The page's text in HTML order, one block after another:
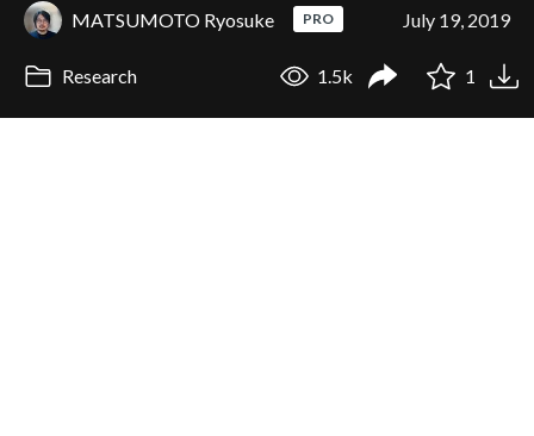
MATSUMOTO Ryosuke PRO July 19, 2019
Research 1.5k 1